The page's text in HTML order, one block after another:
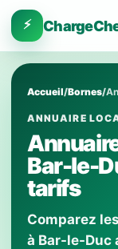
⚡
Accueil/Bornes/
ANNUAIRE
Bar-le-
tarifs
Comparez
à Bar-le-Duc